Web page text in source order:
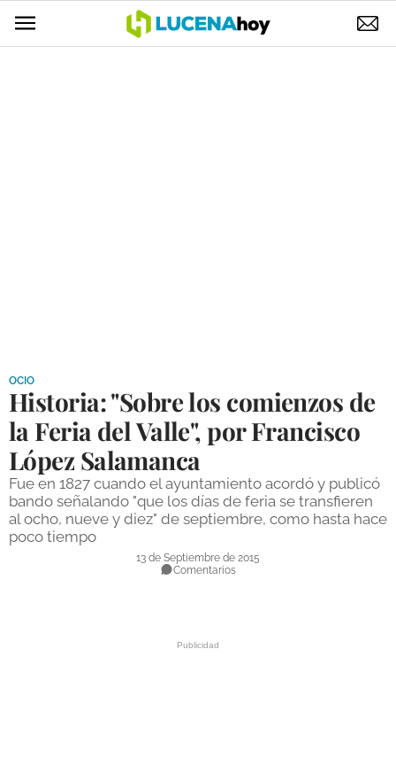
DEPORTES
COMPETICIONES
DEPORTE BASE
OPINIÓN
VENTANA CIUDADANA
OCIO
Historia: "Sobre los comienzos de
la Feria del Valle", por Francisco
López Salamanca
Fue en 1827 cuando el ayuntamiento acordó y publicó
bando señalando "que los días de feria se transfieren
al ocho, nueve y diez" de septiembre, como hasta hace
poco tiempo
13 de Septiembre de 2015
Comentarios